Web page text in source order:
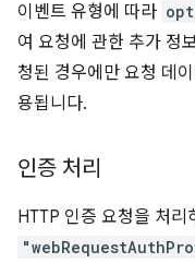
이벤트 유형에 따라
여 요청에 관한 추가 정
청된 경우에만 요청 데
용됩니다.
인증 처리
HTTP 인증 요청을 처리